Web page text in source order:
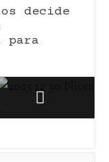
decide
para